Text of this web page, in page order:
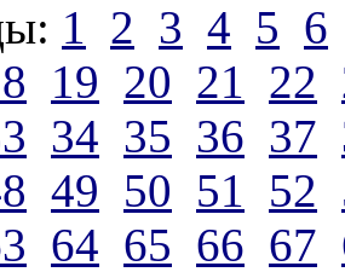
1 2 3 4 5 6
19 20 21 22
34 35 36 37
49 50 51 52
64 65 66 67